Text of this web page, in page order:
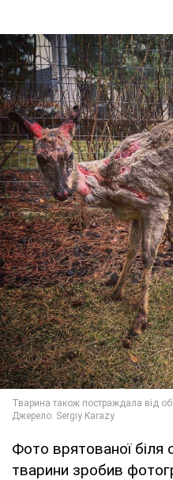
Фото врятованої біля
тварини зробив